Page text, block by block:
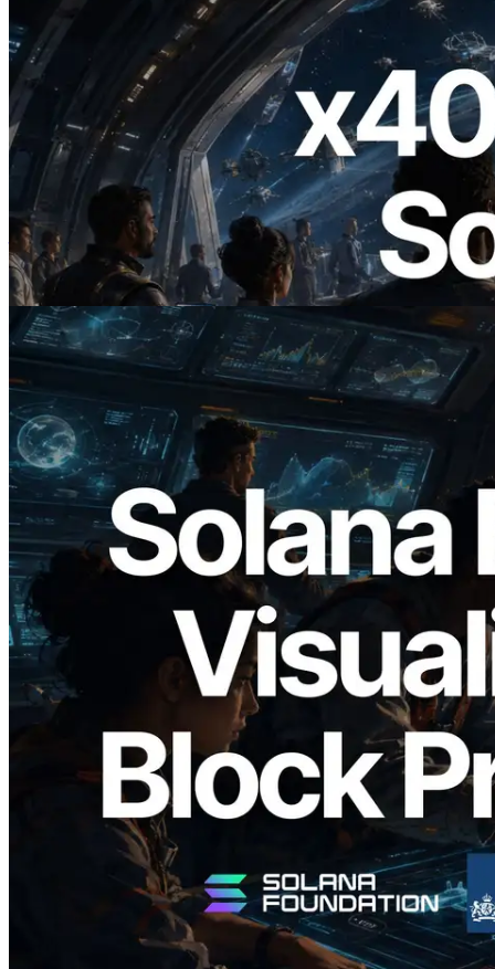
2026.07.04
ERPC 發布支援 x402 支付的 Solana RPC
— AI Agent 按需為 API 付款的時代開啟
閱讀此文章
2026.05.24
Validators Solutions 釋出 Solana Block
Analyzer — 以 slot 為單位視覺化區塊生
成時間與負責驗證者